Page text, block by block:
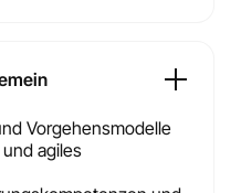
Vorgehensmodelle
agiles